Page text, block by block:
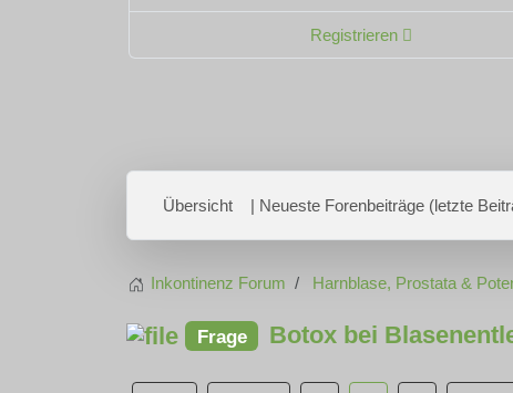
Registrieren
Übersicht | Neueste Forenbeiträge (letzte
Inkontinenz Forum Harnblase, Prostata &
Frage Botox bei